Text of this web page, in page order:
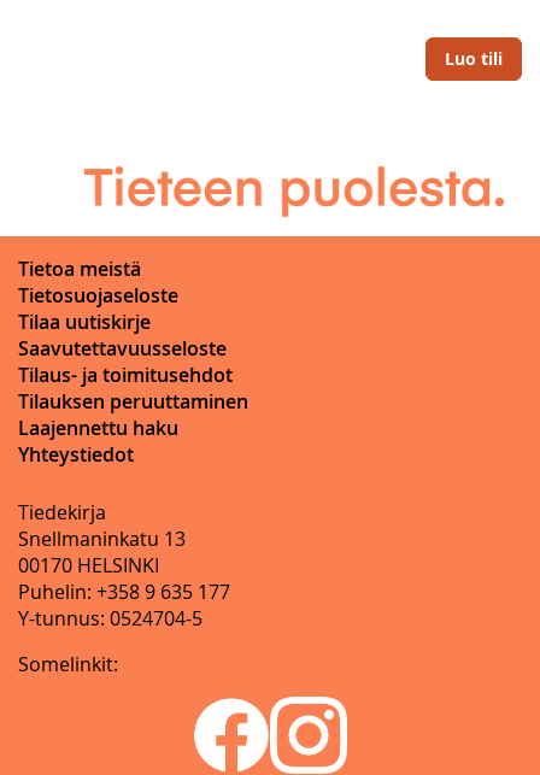
Luo tili
Tietoa meistä
Tietosuojaseloste
Tilaa uutiskirje
Saavutettavuusseloste
Tilaus- ja toimitusehdot
Tilauksen peruuttaminen
Laajennettu haku
Yhteystiedot
Tiedekirja
Snellmaninkatu 13
00170 HELSINKI
Puhelin: +358 9 635 177
Y-tunnus: 0524704-5
Somelinkit: